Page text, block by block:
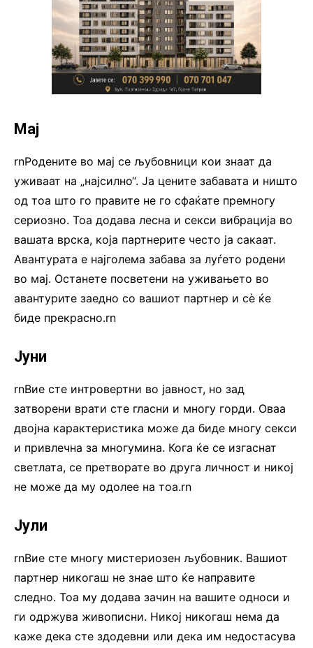
Мај
rnРодените во мај се љубовници кои знаат да
уживаат на „најсилно“. Ја цените забавата и ништо
од тоа што го правите не го сфаќате премногу
сериозно. Тоа додава лесна и секси вибрација во
вашата врска, која партнерите често ја сакаат.
Авантурата е најголема забава за луѓето родени
во мај. Останете посветени на уживањето во
авантурите заедно со вашиот партнер и сè ќе
биде прекрасно.rn
Јуни
rnВие сте интровертни во јавност, но зад
затворени врати сте гласни и многу горди. Оваа
двојна карактеристика може да биде многу секси
и привлечна за многумина. Кога ќе се изгаснат
светлата, се претворате во друга личност и никој
не може да му одолее на тоа.rn
Јули
rnВие сте многу мистериозен љубовник. Вашиот
партнер никогаш не знае што ќе направите
следно. Тоа му додава зачин на вашите односи и
ги одржува живописни. Никој никогаш нема да
каже дека сте здодевни или дека им недостасува